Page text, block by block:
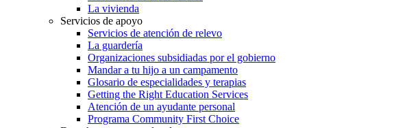
La vivienda
Servicios de apoyo
Servicios de atención de relevo
La guardería
Organizaciones subsidiadas por el gobierno
Mandar a tu hijo a un campamento
Glosario de especialidades y terapias
Getting the Right Education Services
Atención de un ayudante personal
Programa Community First Choice